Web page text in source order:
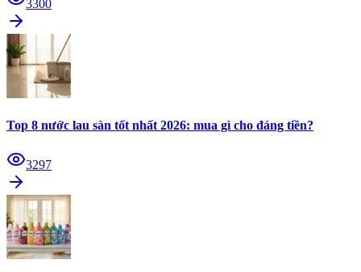
3300
Top 8 nước lau sàn tốt nhất 2026: mua gì cho đáng tiền?
3297